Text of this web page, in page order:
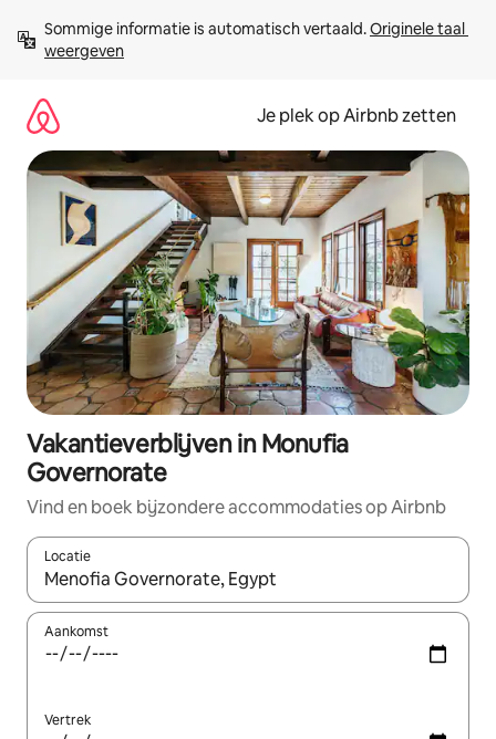
direct
naar
Sommige informatie is automatisch vertaald. Originele taal
weergeven
Je plek op Airbnb zetten
Vakantieverblijven in Monufia
Governorate
Vind en boek bijzondere accommodaties op Airbnb
Locatie
Wanneer er resultaten beschikbaar zijn, maak je een keuze
Aankomst
Vertrek